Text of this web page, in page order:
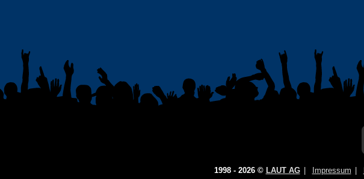
1998 - 2026 © LAUT AG Impressum